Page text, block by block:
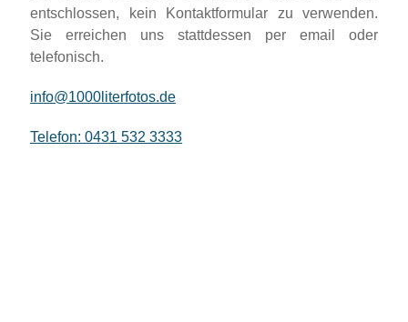
entschlossen, kein Kontaktformular zu verwenden.
Sie erreichen uns stattdessen per email oder
telefonisch.
info@1000literfotos.de
Telefon: 0431 532 3333